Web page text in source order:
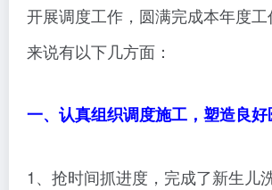
开展调度工作，圆满完成本年度
来说有以下几方面：
一、认真组织调度施工，塑造良
1、抢时间抓进度，完成了新生儿